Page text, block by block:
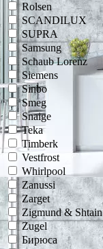
Rolsen
SCANDILUX
SUPRA
Samsung
Schaub Lorenz
Siemens
Sinbo
Smeg
Snaige
Teka
Timberk
Vestfrost
Whirlpool
Zanussi
Zarget
Zigmund & Shtain
Zugel
Бирюса